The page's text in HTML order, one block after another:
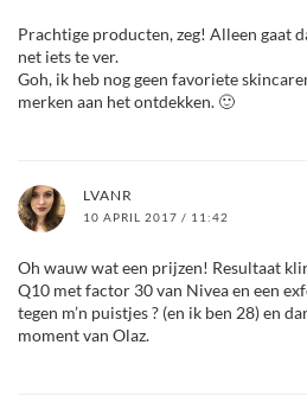
Prachtige producten, zeg! Alleen gaat
net iets te ver.
Goh, ik heb nog geen favoriete
merken aan het ontdekken. 🙂
LVANR
10 APRIL 2017 / 11:42
Oh wauw wat een prijzen! Resultaat
Q10 met factor 30 van Nivea en een
tegen m’n puistjes ? (en ik ben 28) en
moment van Olaz.